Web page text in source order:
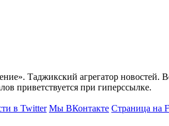
Таджикский агрегатор новостей.
приветствуется при гиперссылке.
в Twitter Мы ВКонтакте Страница на